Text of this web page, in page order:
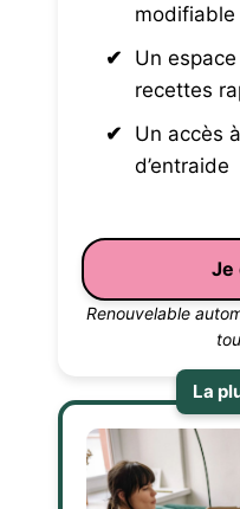
modifiable
Un
recettes
Un accès
d’entraide
Je
Renouvelable